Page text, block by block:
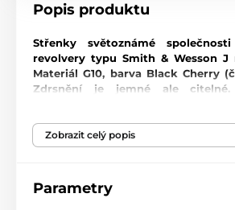
Popis produktu
Střenky světoznámé
revolvery typu Smith & Wesson
Materiál G10, barva Black Cherry
Zdrsnění je jemné ale
Models 30, 32, 33, 34, 36, 37, 38, 43,
Zobrazit celý popis
Parametry